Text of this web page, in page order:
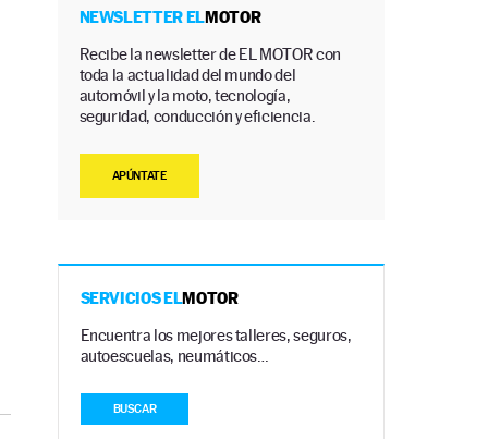
NEWSLETTER ELMOTOR
Recibe la newsletter de EL MOTOR con
toda la actualidad del mundo del
automóvil y la moto, tecnología,
seguridad, conducción y eficiencia.
APÚNTATE
SERVICIOS ELMOTOR
Encuentra los mejores talleres, seguros,
autoescuelas, neumáticos…
BUSCAR